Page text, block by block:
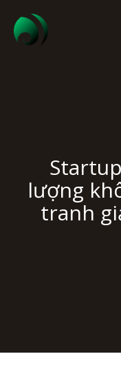
lượng
tranh